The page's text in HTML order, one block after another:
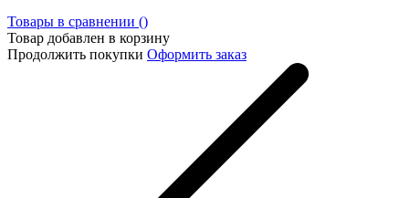
Товары в сравнении ()
Товар добавлен в корзину
Продолжить покупки Оформить заказ